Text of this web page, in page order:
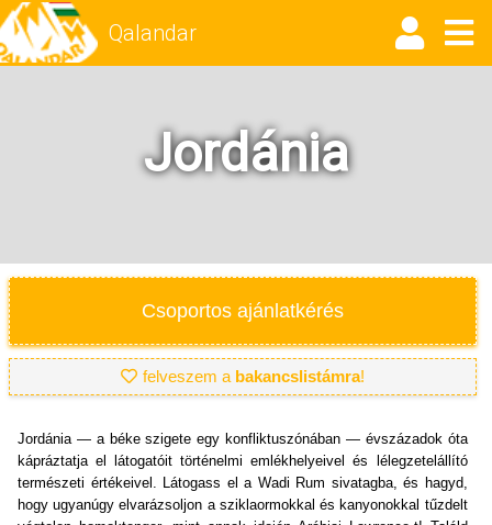
Qalandar
Jordánia
Csoportos ajánlatkérés
felveszem a bakancslistámra!
Jordánia — a béke szigete egy konfliktuszónában — évszázadok óta
kápráztatja el látogatóit történelmi emlékhelyeivel és lélegzetelállító
természeti értékeivel. Látogass el a Wadi Rum sivatagba, és hagyd,
hogy ugyanúgy elvarázsoljon a sziklaormokkal és kanyonokkal tűzdelt